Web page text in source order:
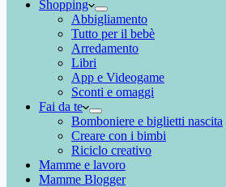
Shopping
Abbigliamento
Tutto per il bebè
Arredamento
Libri
App e Videogame
Sconti e omaggi
Fai da te
Bomboniere e biglietti nascita
Creare con i bimbi
Riciclo creativo
Mamme e lavoro
Mamme Blogger